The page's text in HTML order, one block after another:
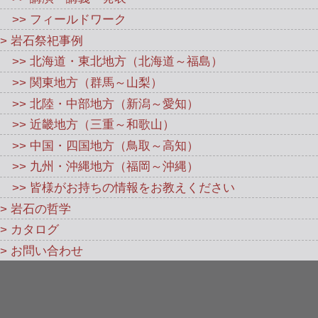
>> フィールドワーク
> 岩石祭祀事例
>> 北海道・東北地方（北海道～福島）
>> 関東地方（群馬～山梨）
>> 北陸・中部地方（新潟～愛知）
>> 近畿地方（三重～和歌山）
>> 中国・四国地方（鳥取～高知）
>> 九州・沖縄地方（福岡～沖縄）
>> 皆様がお持ちの情報をお教えください
> 岩石の哲学
> カタログ
> お問い合わせ